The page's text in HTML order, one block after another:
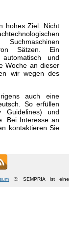
hohes Ziel. Nicht
Sätzen. Ein
und
Woche an dieser
wir wegen des
auch eine
So erfüllen
Guidelines) und
Bei Interesse an
kontaktieren Sie
®: SEMPRIA ist eine